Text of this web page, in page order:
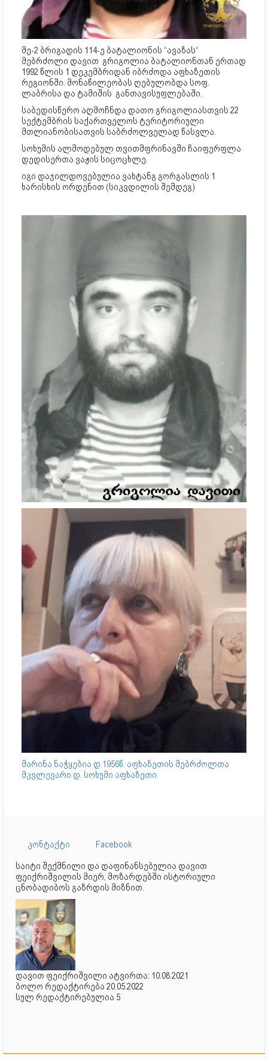
მე-2 ბრიგადის 114-ე ბატალიონის “ავაზას“
მებრძოლი დავით გრიგოლია ბატალიონთან ერთად
1992 წლის 1 დეკემბრიდან იბრძოდა აფხაზეთის
რეგიონში. მონაწილეობას ღებულობდა სოფ.
ლაბრისა და ტამიშის განთავისუფლებაში.
საბედისწერო აღმოჩნდა დათო გრიგოლიასთვის 22
სექტემბრის საქართველოს ტერიტორიული
მთლიანობისათვის საბრძოლველად წასვლა.
სოხუმის ალმოდებულ თვითმფრინავში ჩაიფერფლა
დედისერთა ვაჟის სიცოცხლე.
იგი დაჯილდოვებულია ვახტანგ გორგასლის 1
ხარისხის ორდენით (სიკვდილის შემდეგ)
მარინა ნაჭყებია დ.1956წ. აფხაზეთის მებრძოლთა
მკვლევარი დ. სოხუმი აფხაზეთი
კონტაქტი
Facebook
საიტი შექმნილი და დაფინანსებულია დავით
ფეიქრიშვილის მიერ, მოზარდებში ისტორიული
ცნობადიბოს გაზრდის მიზნით.
დავით ფეიქრიშვილი ატვირთა: 10.08.2021
ბოლო რედაქტირება 20.05.2022
სულ რედაქტირებულია 5